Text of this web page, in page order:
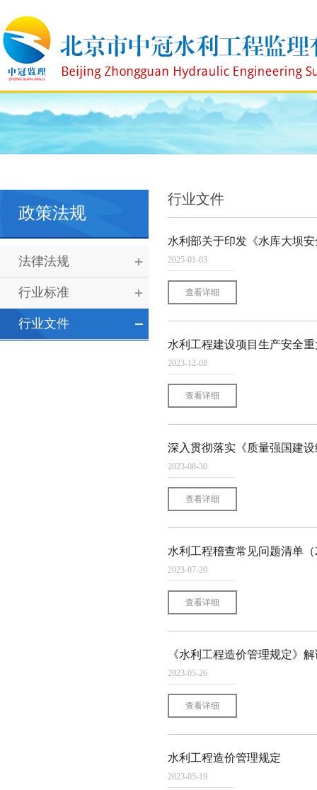
政策法规
法律法规
行业标准
行业文件
行业文件
水利部关于印发《水库大坝
2025-01-03
查看详细
水利工程建设项目生产安全
2023-12-08
查看详细
深入贯彻落实《质量强国建
2023-08-30
查看详细
水利工程稽查常见问题清单（
2023-07-20
查看详细
《水利工程造价管理规定》
2023-05-26
查看详细
水利工程造价管理规定
2023-05-19